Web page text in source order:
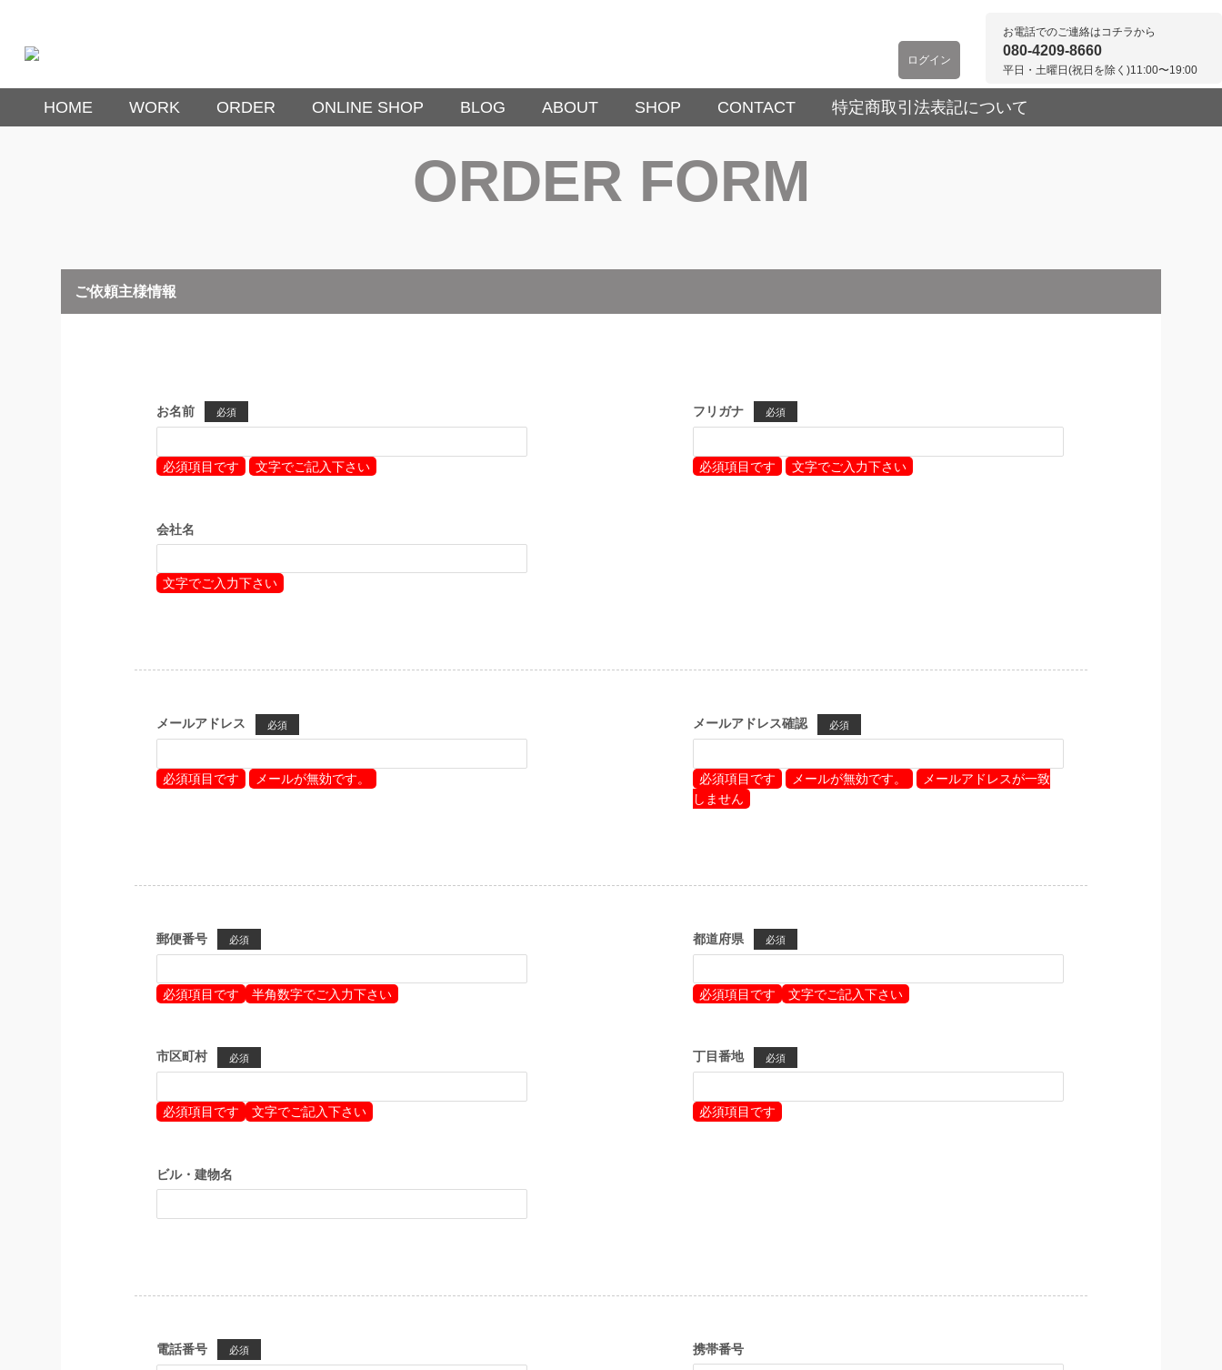
お電話でのご連絡はコチラから
080-4209-8660
平日・土曜日(祝日を除く)11:00〜19:00
ログイン
HOME WORK ORDER ONLINE SHOP BLOG ABOUT SHOP CONTACT 特定商取引法表記について
ORDER FORM
ご依頼主様情報
お名前 必須
必須項目です 文字でご記入下さい
フリガナ 必須
必須項目です 文字でご入力下さい
会社名
文字でご入力下さい
メールアドレス 必須
必須項目です メールが無効です。
メールアドレス確認 必須
必須項目です メールが無効です。
メールアドレスが一致
しません
郵便番号 必須
必須項目です 半角数字でご入力下さい
都道府県 必須
必須項目です 文字でご記入下さい
市区町村 必須
必須項目です 文字でご記入下さい
丁目番地 必須
必須項目です
ビル・建物名
電話番号 必須 携帯番号